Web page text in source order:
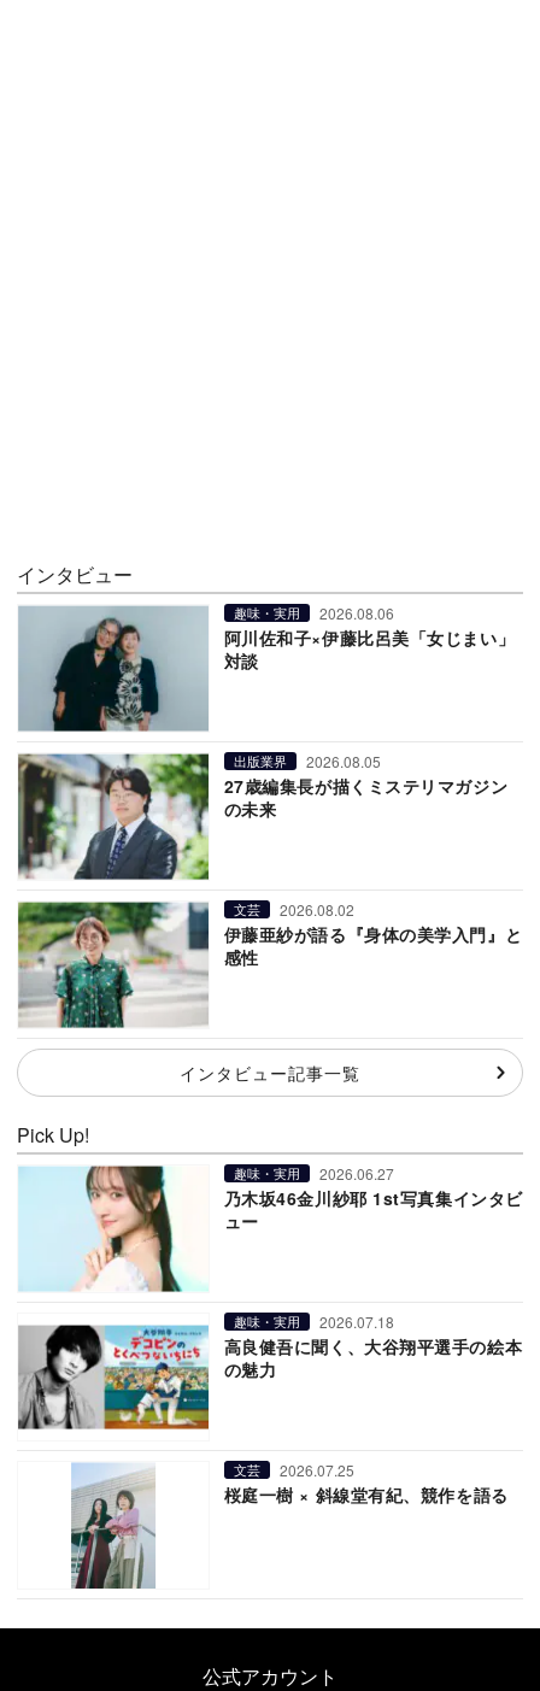
インタビュー
趣味・実用 2026.08.06
阿川佐和子×伊藤比呂美「女じまい」
対談
出版業界 2026.08.05
27歳編集長が描くミステリマガジン
の未来
文芸 2026.08.02
伊藤亜紗が語る『身体の美学入門』と
感性
インタビュー記事一覧
Pick Up!
趣味・実用 2026.06.27
乃木坂46金川紗耶 1st写真集インタビ
ュー
趣味・実用 2026.07.18
高良健吾に聞く、大谷翔平選手の絵本
の魅力
文芸 2026.07.25
桜庭一樹 × 斜線堂有紀、競作を語る
公式アカウント